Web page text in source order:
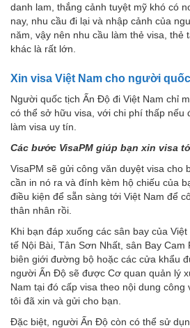
danh lam, thắng cảnh tuyệt mỹ khó có
nay, nhu cầu đi lại và nhập cảnh của
năm, vậy nên nhu cầu làm thẻ visa, thẻ
khác là rất lớn.
Xin visa Việt Nam cho người
Người quốc tịch Ấn Độ đi Việt Nam chỉ
có thể sở hữu visa, với chi phí thấp nếu
làm visa uy tín.
Các bước VisaPM giúp bạn xin visa
VisaPM sẽ gửi công văn duyệt visa cho
cần in nó ra và đính kèm hộ chiếu của
điều kiện để sẵn sàng tới Việt Nam để
thân nhân rồi.
Khi bạn đáp xuống các sân bay của
tế Nội Bài, Tân Sơn Nhất, sân Bay
biên giới đường bộ hoặc các cửa khẩu
người Ấn Độ sẽ được Cơ quan quản lý
Nam tại đó cấp visa theo nội dung công
tôi đã xin và gửi cho bạn.
Đặc biệt, người Ấn Độ còn có thể sử